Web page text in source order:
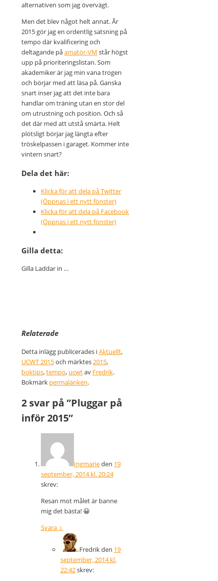
alternativen som jag övervägt.
Men det blev något helt annat. År
2015 gör jag en ordentlig satsning på
tempo där kvalificering och
deltagande påamatör-VM står högst
upp på prioriteringslistan. Som
akademiker är jag min vana trogen
och börjar med att läsa på. Ganska
snart inser jag att det inte bara
handlar om träning utan en stor del
om utrustning och position. Och så
det där med att utstå smärta. Helt
plötsligt börjar jag längta efter
tröskelpassen i garaget. Kommer inte
vintern snart?
Dela det här:
Klicka för att dela på Twitter
(Öppnas i ett nytt fönster)
Klicka för att dela på Facebook
(Öppnas i ett nytt fönster)
Gilla detta:
Gilla Laddar in …
Relaterade
Detta inlägg publicerades iAktuellt,
UCWT 2015och märktes2015,
boktips,tempo, ucwtav Fredrik.
Bokmärk permalänken.
2 svar på ”Pluggar på
inför 2015”
Ingmarieden 19
september, 2014 kl. 20:24
skrev:
Resan mot målet är banne
mig det bästa! 😀
Svara ↓
Fredrikden 19
september, 2014 kl.
22:42skrev: